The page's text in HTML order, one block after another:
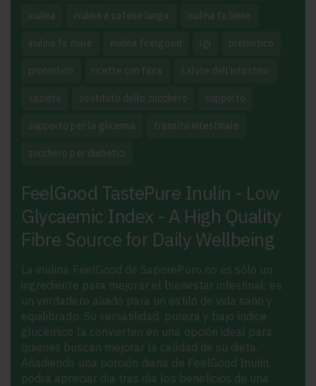
inulina inulina a catena lunga inulina fa bene
inulina fa male inulina feelgood lgi prebiotico
probiotico ricette con fibra salute dell'intestino
sazietà sostituto dello zucchero supporto
supporto per la glicemia transito intestinale
zucchero per diabetici
FeelGood TastePure Inulin - Low
Glycaemic Index - A High Quality
Fibre Source for Daily Wellbeing
La inulina FeelGood de SaporePuro no es sólo un
ingrediente para mejorar el bienestar intestinal; es
un verdadero aliado para un estilo de vida sano y
equilibrado. Su versatilidad, pureza y bajo índice
glucémico la convierten en una opción ideal para
quienes buscan mejorar la calidad de su dieta.
Añadiendo una porción diaria de FeelGood Inulin,
podrá apreciar día tras día los beneficios de una